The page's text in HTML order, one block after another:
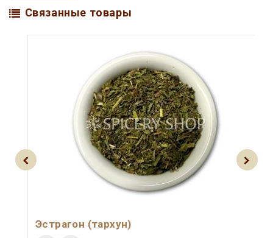
Связанные товары
Эстрагон (тархун)